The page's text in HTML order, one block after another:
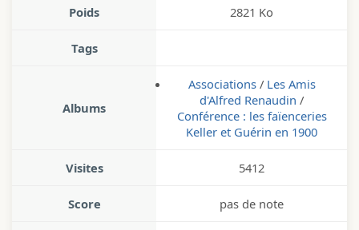
Poids 2821 Ko
Tags
Albums
Associations/ Les Amis
d'Alfred Renaudin /
Conférence : les faïenceries
Keller et Guérin en 1900
Visites 5412
Score pas de note